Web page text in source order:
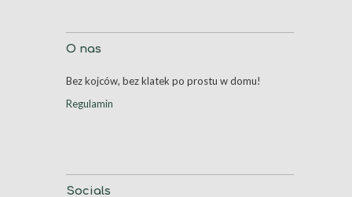
O nas
Bez kojców, bez klatek po prostu w domu!
Regulamin
Socials